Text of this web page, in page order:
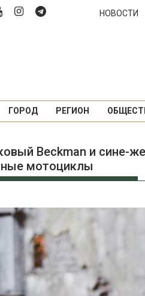
НОВОСТИ
ГОРОД РЕГИОН
Вeckman и сине-
мотоциклы